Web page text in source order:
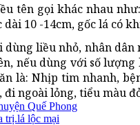
tên gọi khác nhau
10 -14cm, gốc lá có
liều nhỏ, nhân
nếu dùng với số lượng
là: Nhịp tim nhanh,
ngoài lỏng, tiểu màu
Quế Phong
trị.lá lộc mại